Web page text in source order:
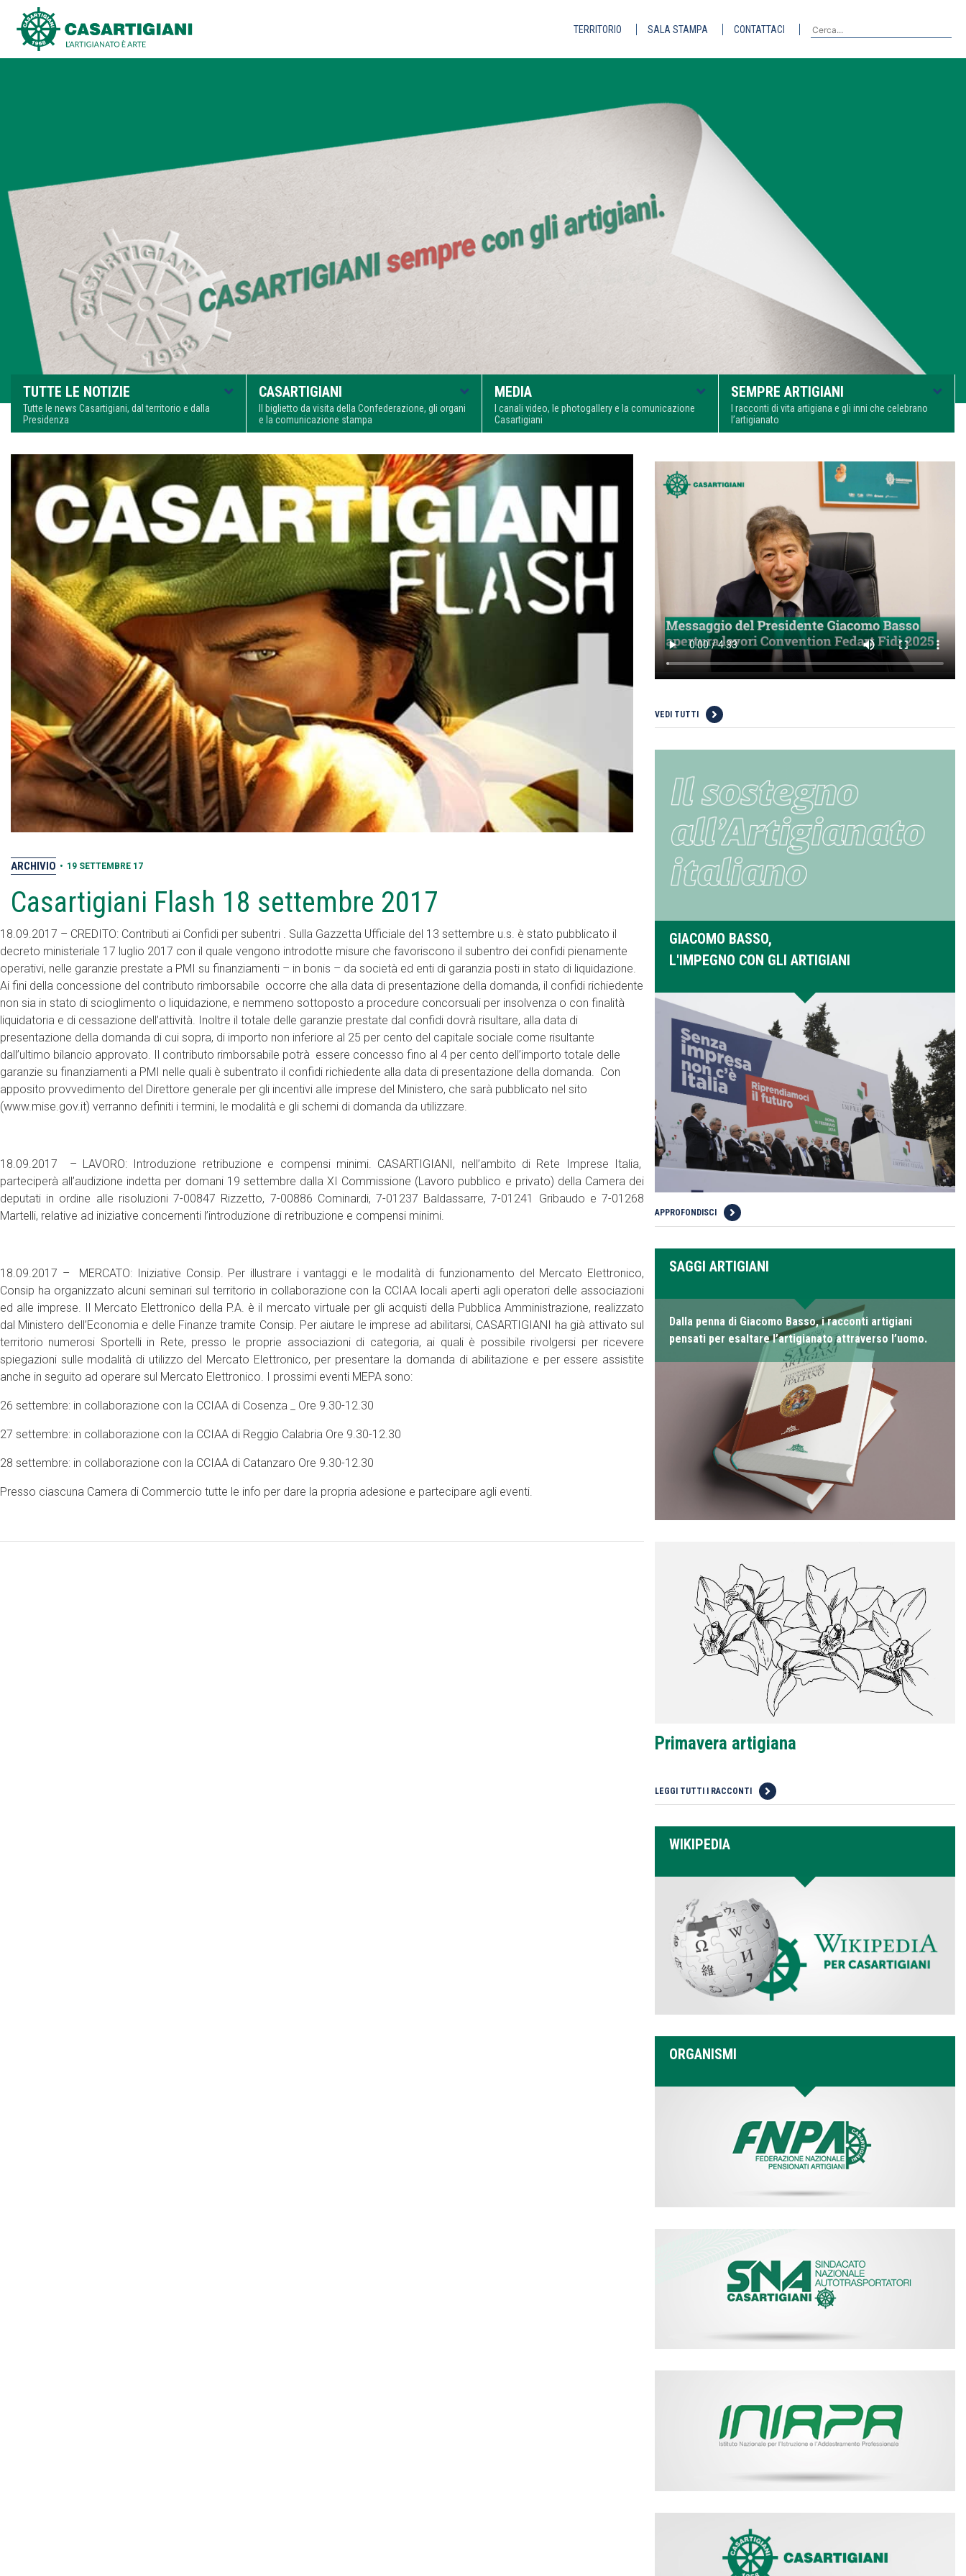
TERRITORIO SALA STAMPA CONTATTACI
TUTTE LE NOTIZIE
Tutte le news Casartigiani, dal territorio e dalla
Presidenza
CASARTIGIANI
Il biglietto da visita della Confederazione, gli organi
e la comunicazione stampa
MEDIA
I canali video, le photogallery e la comunicazione
Casartigiani
SEMPRE ARTIGIANI
I racconti di vita artigiana e gli inni che celebrano
l’artigianato
ARCHIVIO • 19 SETTEMBRE 17
Casartigiani Flash 18 settembre 2017
18.09.2017 – CREDITO: Contributi ai Confidi per subentri . Sulla Gazzetta Ufficiale del 13 settembre u.s. è stato pubblicato il
decreto ministeriale 17 luglio 2017 con il quale vengono introdotte misure che favoriscono il subentro dei confidi pienamente
operativi, nelle garanzie prestate a PMI su finanziamenti – in bonis – da società ed enti di garanzia posti in stato di liquidazione.
Ai fini della concessione del contributo rimborsabile occorre che alla data di presentazione della domanda, il confidi richiedente
non sia in stato di scioglimento o liquidazione, e nemmeno sottoposto a procedure concorsuali per insolvenza o con finalità
liquidatoria e di cessazione dell’attività. Inoltre il totale delle garanzie prestate dal confidi dovrà risultare, alla data di
presentazione della domanda di cui sopra, di importo non inferiore al 25 per cento del capitale sociale come risultante
dall’ultimo bilancio approvato. Il contributo rimborsabile potrà essere concesso fino al 4 per cento dell’importo totale delle
garanzie su finanziamenti a PMI nelle quali è subentrato il confidi richiedente alla data di presentazione della domanda. Con
apposito provvedimento del Direttore generale per gli incentivi alle imprese del Ministero, che sarà pubblicato nel sito
(www.mise.gov.it) verranno definiti i termini, le modalità e gli schemi di domanda da utilizzare.
18.09.2017 – LAVORO: Introduzione retribuzione e compensi minimi. CASARTIGIANI, nell’ambito di Rete Imprese Italia,
parteciperà all’audizione indetta per domani 19 settembre dalla XI Commissione (Lavoro pubblico e privato) della Camera dei
deputati in ordine alle risoluzioni 7-00847 Rizzetto, 7-00886 Cominardi, 7-01237 Baldassarre, 7-01241 Gribaudo e 7-01268
Martelli, relative ad iniziative concernenti l’introduzione di retribuzione e compensi minimi.
18.09.2017 – MERCATO: Iniziative Consip. Per illustrare i vantaggi e le modalità di funzionamento del Mercato Elettronico,
Consip ha organizzato alcuni seminari sul territorio in collaborazione con la CCIAA locali aperti agli operatori delle associazioni
ed alle imprese. Il Mercato Elettronico della P.A. è il mercato virtuale per gli acquisti della Pubblica Amministrazione, realizzato
dal Ministero dell’Economia e delle Finanze tramite Consip. Per aiutare le imprese ad abilitarsi, CASARTIGIANI ha già attivato sul
territorio numerosi Sportelli in Rete, presso le proprie associazioni di categoria, ai quali è possibile rivolgersi per ricevere
spiegazioni sulle modalità di utilizzo del Mercato Elettronico, per presentare la domanda di abilitazione e per essere assistite
anche in seguito ad operare sul Mercato Elettronico. I prossimi eventi MEPA sono:
26 settembre: in collaborazione con la CCIAA di Cosenza _ Ore 9.30-12.30
27 settembre: in collaborazione con la CCIAA di Reggio Calabria Ore 9.30-12.30
28 settembre: in collaborazione con la CCIAA di Catanzaro Ore 9.30-12.30
Presso ciascuna Camera di Commercio tutte le info per dare la propria adesione e partecipare agli eventi.
VEDI TUTTI
GIACOMO BASSO,
L'IMPEGNO CON GLI ARTIGIANI
APPROFONDISCI
SAGGI ARTIGIANI
Dalla penna di Giacomo Basso, i racconti artigiani
pensati per esaltare l’artigianato attraverso l’uomo.
Primavera artigiana
LEGGI TUTTI I RACCONTI
WIKIPEDIA
ORGANISMI